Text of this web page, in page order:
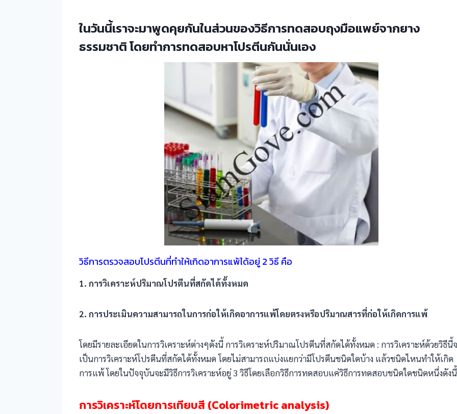
ในวันนี้เราจะมาพูดคุยกันในส่วนของวิธีการทดสอบถุงมือแพย์จากยาง
ธรรมชาติ โดยทำการทดสอบหาโปรตีนกันนั่นเอง
วิธีการตรวจสอบโปรตีนที่ทำให้เกิดอาการแพ้ได้อยู่ 2 วิธี คือ
1. การวิเคราะห์ปริมาณโปรตีนที่สกัดได้ทั้งหมด
2. การประเมินความสามารถในการก่อให้เกิดอาการแพ้โดยตรงหรือปริมาณสารที่ก่อให้เกิดการแพ้
โดยมีรายละเอียดในการวิเคราะห์ต่างๆดังนี้ การวิเคราะห์ปริมาณโปรตีนที่สกัดได้ทั้งหมด : การวิเคราะห์ด้วยวิธีนี้
เป็นการวิเคราะห์โปรตีนที่สกัดได้ทั้งหมด โดยไม่สามารถแบ่งแยกว่ามีโปรตีนชนิดใดบ้าง แล้วชนิดไหนทำให้เกิด
การแพ้ โดยในปัจจุบันจะมีวิธีการวิเคราะห์อยู่ 3 วิธีโดยเลือกวิธีการทดสอบแค่วิธีการทดสอบชนิดใดชนิดหนึ่งดังนี้
การวิเคราะห์โดยการเทียบสี (Colorimetric analysis)